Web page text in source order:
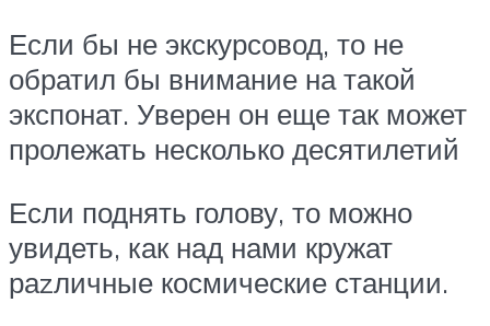
Если бы не экскурсовод, то не
обратил бы внимание на такой
экспонат. Уверен он еще так может
пролежать несколько десятилетий
Если поднять голову, то можно
увидеть, как над нами кружат
раzличные космические станции.